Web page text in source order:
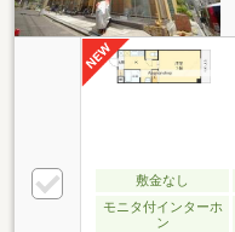
敷金なし
モニタ付インターホ
ン